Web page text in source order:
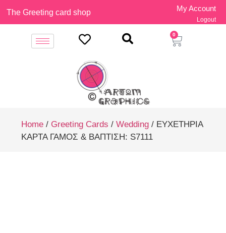
The Greeting card shop My Account
Logout
0
Home / Greeting Cards /Wedding / ΕΥΧΕΤΗΡΙΑ
ΚΑΡΤΑ ΓΑΜΟΣ & ΒΑΠΤΙΣΗ: S7111